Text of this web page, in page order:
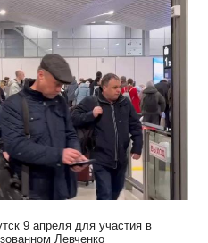
9 апреля для участия в
Левченко